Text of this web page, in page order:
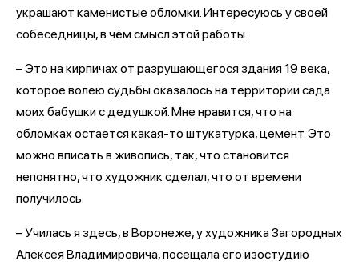
украшают каменистые обломки. Интересуюсь у своей
собеседницы, в чём смысл этой работы.
– Это на кирпичах от разрушающегося здания 19 века,
которое волею судьбы оказалось на территории сада
моих бабушки с дедушкой. Мне нравится, что на
обломках остается какая-то штукатурка, цемент. Это
можно вписать в живопись, так, что становится
непонятно, что художник сделал, что от времени
получилось.
– Училась я здесь, в Воронеже, у художника Загородных
Алексея Владимировича, посещала его изостудию